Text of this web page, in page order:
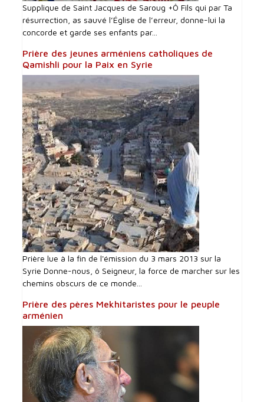
Supplique de Saint Jacques de Saroug +Ô Fils qui par Ta
résurrection, as sauvé l’Église de l’erreur, donne-lui la
concorde et garde ses enfants par...
Prière des jeunes arméniens catholiques de
Qamishli pour la Paix en Syrie
Prière lue à la fin de l'émission du 3 mars 2013 sur la
Syrie Donne-nous, ô Seigneur, la force de marcher sur les
chemins obscurs de ce monde...
Prière des pères Mekhitaristes pour le peuple
arménien